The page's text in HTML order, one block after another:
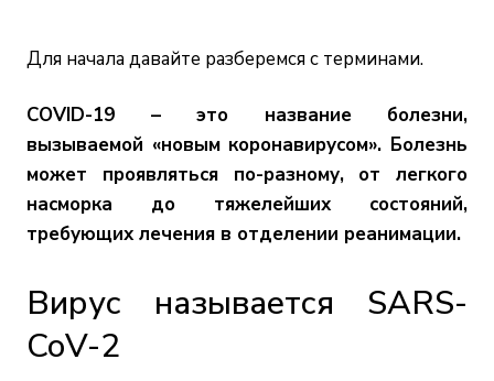
Для начала давайте разберемся с терминами.
COVID-19 – это название болезни,
вызываемой «новым коронавирусом». Болезнь
может проявляться по-разному, от легкого
насморка до тяжелейших состояний,
требующих лечения в отделении реанимации.
Вирус называется SARS-
CoV-2